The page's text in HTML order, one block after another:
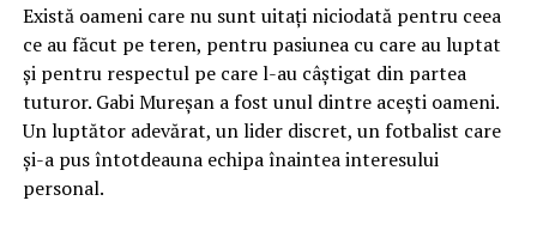
Există oameni care nu sunt uitați niciodată pentru ceea
ce au făcut pe teren, pentru pasiunea cu care au luptat
și pentru respectul pe care l-au câștigat din partea
tuturor. Gabi Mureșan a fost unul dintre acești oameni.
Un luptător adevărat, un lider discret, un fotbalist care
și-a pus întotdeauna echipa înaintea interesului
personal.